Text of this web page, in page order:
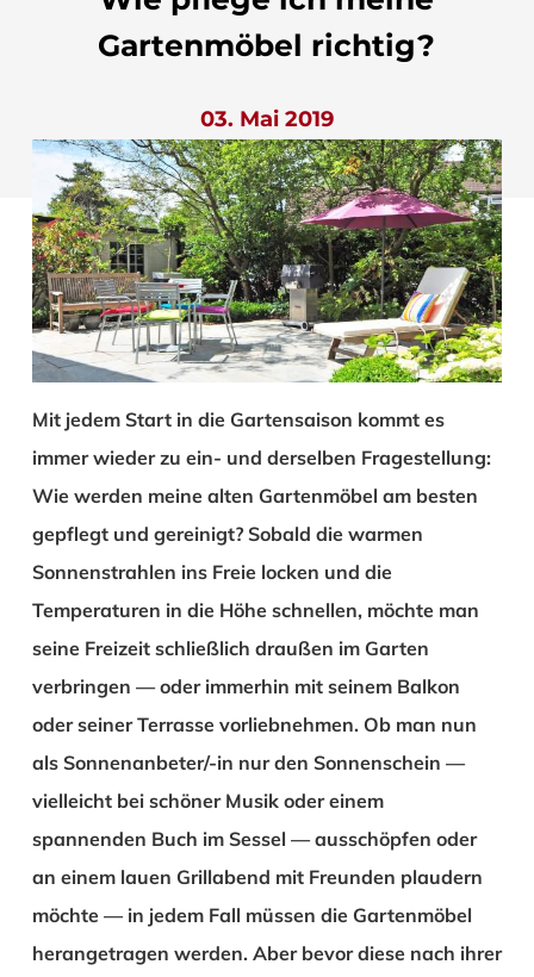
Gartenmöbel richtig?
03. Mai 2019
Mit jedem Start in die Gartensaison kommt es
immer wieder zu ein- und derselben Fragestellung:
Wie werden meine alten Gartenmöbel am besten
gepflegt und gereinigt? Sobald die warmen
Sonnenstrahlen ins Freie locken und die
Temperaturen in die Höhe schnellen, möchte man
seine Freizeit schließlich draußen im Garten
verbringen — oder immerhin mit seinem Balkon
oder seiner Terrasse vorliebnehmen. Ob man nun
als Sonnenanbeter/-in nur den Sonnenschein —
vielleicht bei schöner Musik oder einem
spannenden Buch im Sessel — ausschöpfen oder
an einem lauen Grillabend mit Freunden plaudern
möchte — in jedem Fall müssen die Gartenmöbel
herangetragen werden. Aber bevor diese nach ihrer